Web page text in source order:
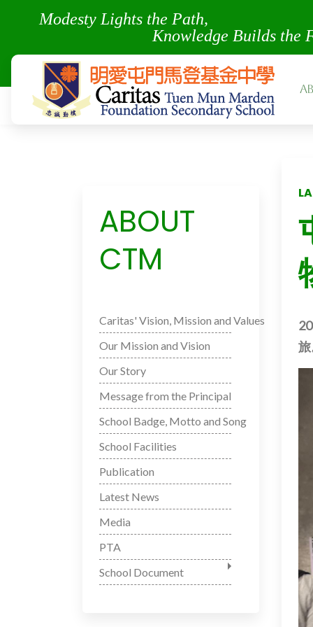
Modesty Lights the
Knowledge Builds the
ABOUT
CTM
Caritas' Vision, Mission and Values
Our Mission and Vision
Our Story
Message from the Principal
School Badge, Motto and Song
School Facilities
Publication
Latest News
Media
PTA
School Document